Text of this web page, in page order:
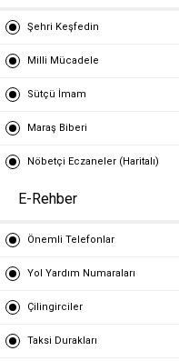
Şehri Keşfedin
Milli Mücadele
Sütçü İmam
Maraş Biberi
Nöbetçi Eczaneler (Haritalı)
E-Rehber
Önemli Telefonlar
Yol Yardım Numaraları
Çilingirciler
Taksi Durakları